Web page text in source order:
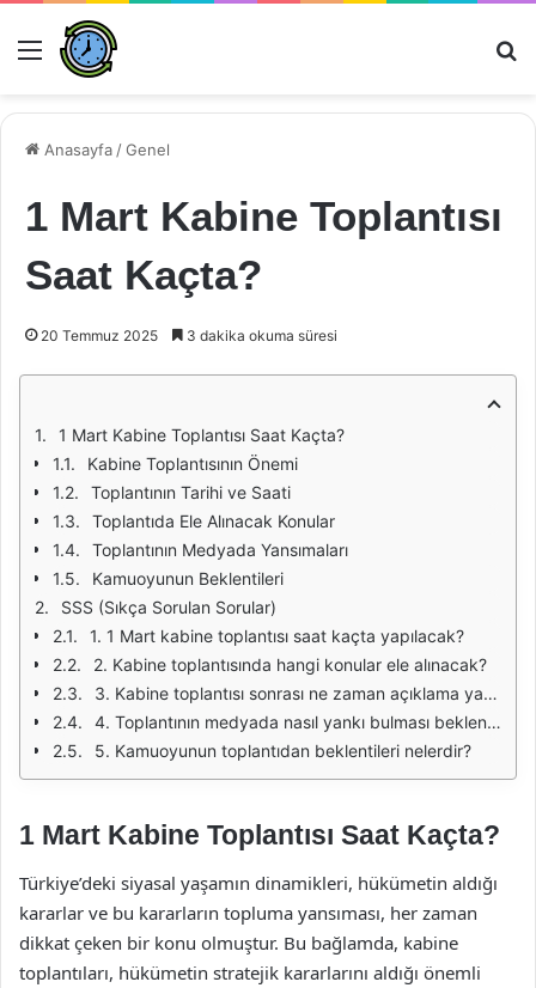
Menü
Anasayfa /Genel
1 Mart Kabine Toplantısı
Saat Kaçta?
20 Temmuz 2025 3 dakika okuma süresi
1 Mart Kabine Toplantısı Saat Kaçta?
Kabine Toplantısının Önemi
Toplantının Tarihi ve Saati
Toplantıda Ele Alınacak Konular
Toplantının Medyada Yansımaları
Kamuoyunun Beklentileri
SSS (Sıkça Sorulan Sorular)
1. 1 Mart kabine toplantısı saat kaçta yapılacak?
2. Kabine toplantısında hangi konular ele alınacak?
3. Kabine toplantısı sonrası ne zaman açıklama yapılacak?
4. Toplantının medyada nasıl yankı bulması bekleniyor?
5. Kamuoyunun toplantıdan beklentileri nelerdir?
1 Mart Kabine Toplantısı Saat Kaçta?
Türkiye’deki siyasal yaşamın dinamikleri, hükümetin aldığı
kararlar ve bu kararların topluma yansıması, her zaman
dikkat çeken bir konu olmuştur. Bu bağlamda, kabine
toplantıları, hükümetin stratejik kararlarını aldığı önemli